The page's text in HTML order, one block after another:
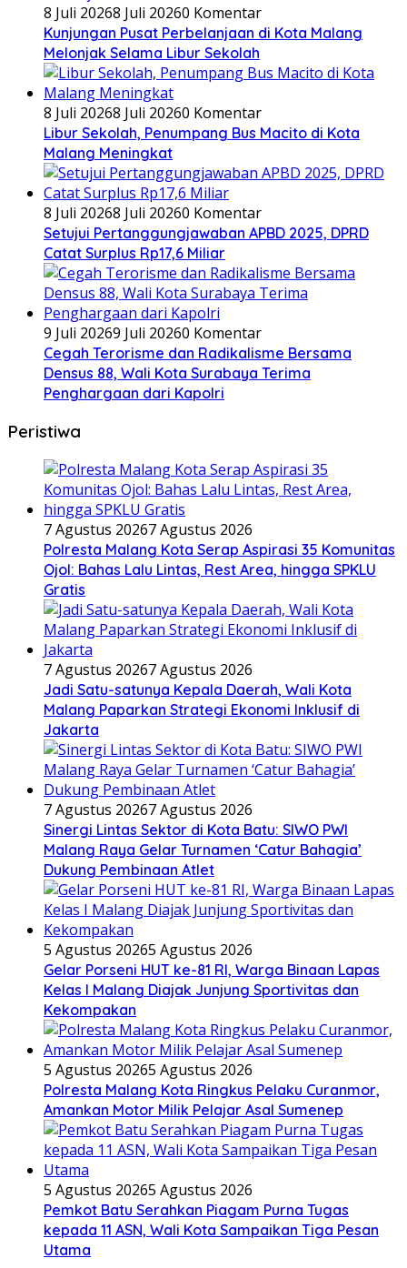
8 Juli 20268 Juli 20260 Komentar
Kunjungan Pusat Perbelanjaan di Kota Malang
Melonjak Selama Libur Sekolah
8 Juli 20268 Juli 20260 Komentar
Libur Sekolah, Penumpang Bus Macito di Kota
Malang Meningkat
8 Juli 20268 Juli 20260 Komentar
Setujui Pertanggungjawaban APBD 2025, DPRD
Catat Surplus Rp17,6 Miliar
9 Juli 20269 Juli 20260 Komentar
Cegah Terorisme dan Radikalisme Bersama
Densus 88, Wali Kota Surabaya Terima
Penghargaan dari Kapolri
Peristiwa
7 Agustus 20267 Agustus 2026
Polresta Malang Kota Serap Aspirasi 35 Komunitas
Ojol: Bahas Lalu Lintas, Rest Area, hingga SPKLU
Gratis
7 Agustus 20267 Agustus 2026
Jadi Satu-satunya Kepala Daerah, Wali Kota
Malang Paparkan Strategi Ekonomi Inklusif di
Jakarta
7 Agustus 20267 Agustus 2026
Sinergi Lintas Sektor di Kota Batu: SIWO PWI
Malang Raya Gelar Turnamen ‘Catur Bahagia’
Dukung Pembinaan Atlet
5 Agustus 20265 Agustus 2026
Gelar Porseni HUT ke-81 RI, Warga Binaan Lapas
Kelas I Malang Diajak Junjung Sportivitas dan
Kekompakan
5 Agustus 20265 Agustus 2026
Polresta Malang Kota Ringkus Pelaku Curanmor,
Amankan Motor Milik Pelajar Asal Sumenep
5 Agustus 20265 Agustus 2026
Pemkot Batu Serahkan Piagam Purna Tugas
kepada 11 ASN, Wali Kota Sampaikan Tiga Pesan
Utama